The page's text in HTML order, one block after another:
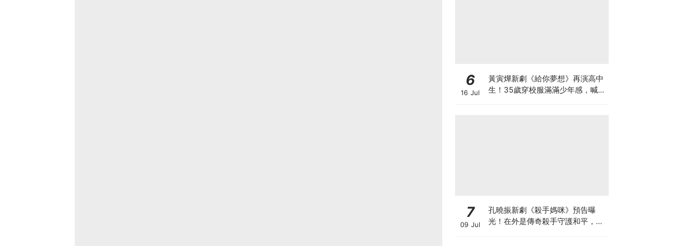
6
16 Jul
黃寅燁新劇《給你夢想》再演高中
生！35歲穿校服滿滿少年感，喊
7
09 Jul
孔曉振新劇《殺手媽咪》預告曝
光！在外是傳奇殺手守護和平，回